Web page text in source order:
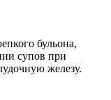
бульона,
супов при
железу.